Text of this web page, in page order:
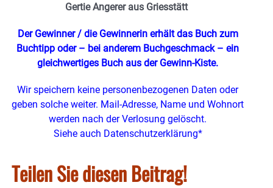
Gertie Angerer aus Griesstätt
Der Gewinner / die Gewinnerin erhält das Buch zum
Buchtipp oder – bei anderem Buchgeschmack – ein
gleichwertiges Buch aus der Gewinn-Kiste.
Wir speichern keine personenbezogenen Daten oder
geben solche weiter. Mail-Adresse, Name und Wohnort
werden nach der Verlosung gelöscht.
Siehe auch Datenschutzerklärung*
Teilen Sie diesen Beitrag!